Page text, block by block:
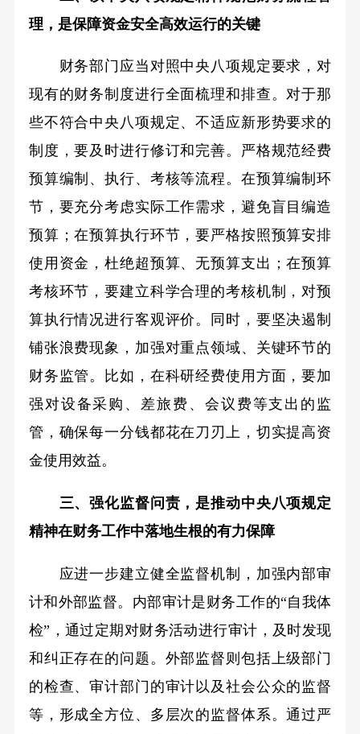
理，是保障资金安全高效运行的关键
财务部门应当对照中央八项规定要求，对
现有的财务制度进行全面梳理和排查。对于那
些不符合中央八项规定、不适应新形势要求的
制度，要及时进行修订和完善。严格规范经费
预算编制、执行、考核等流程。在预算编制环
节，要充分考虑实际工作需求，避免盲目编造
预算；在预算执行环节，要严格按照预算安排
使用资金，杜绝超预算、无预算支出；在预算
考核环节，要建立科学合理的考核机制，对预
算执行情况进行客观评价。同时，要坚决遏制
铺张浪费现象，加强对重点领域、关键环节的
财务监管。比如，在科研经费使用方面，要加
强对设备采购、差旅费、会议费等支出的监
管，确保每一分钱都花在刀刃上，切实提高资
金使用效益。
三、强化监督问责，是推动中央八项规定
精神在财务工作中落地生根的有力保障
应进一步建立健全监督机制，加强内部审
计和外部监督。内部审计是财务工作的“自我体
检”，通过定期对财务活动进行审计，及时发现
和纠正存在的问题。外部监督则包括上级部门
的检查、审计部门的审计以及社会公众的监督
等，形成全方位、多层次的监督体系。通过严